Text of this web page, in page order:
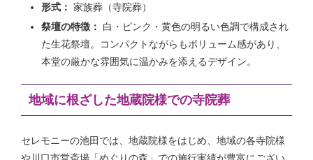
形式： 家族葬（寺院葬）
祭壇の特徴：
白・ピンク・黄色の明るい色調で構成され
た生花祭壇。コンパクトながらもボリューム感があり、
本堂の厳かな雰囲気に温かみを添えるデザイン。
地域に根ざした地蔵院様での寺院葬
セレモニーの池田では、地蔵院様をはじめ、地域の各寺院様
や川口市営斎場「めぐりの森」での施行実績が豊富にござい